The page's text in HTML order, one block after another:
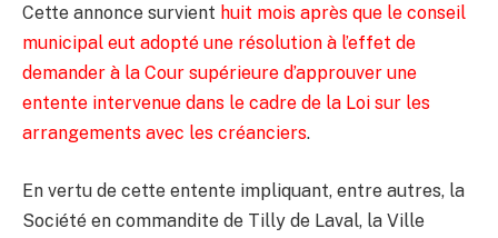
Cette annonce survient huit mois après que le conseil
municipal eut adopté une résolution à l’effet de
demander à la Cour supérieure d’approuver une
entente intervenue dans le cadre de la Loi sur les
arrangements avec les créanciers.
En vertu de cette entente impliquant, entre autres, la
Société en commandite de Tilly de Laval, la Ville